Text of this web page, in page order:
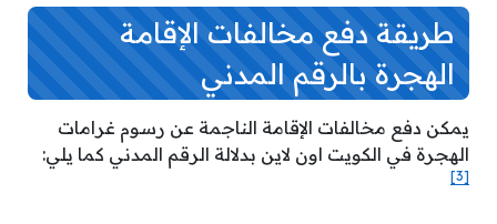
طريقة دفع مخالفات الإقامة
الهجرة بالرقم المدني
يمكن دفع مخالفات الإقامة الناجمة عن رسوم غرامات
الهجرة في الكويت اون لاين بدلالة الرقم المدني كما يلي:
[3]